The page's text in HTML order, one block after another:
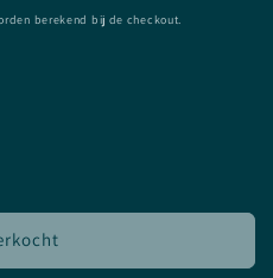
berekend bij de checkout.